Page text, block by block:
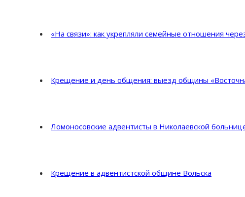
«На связи»: как укрепляли семейные отношения
Крещение и день общения: выезд общины
Ломоносовские адвентисты в Николаевской
Крещение в адвентистской общине Вольска